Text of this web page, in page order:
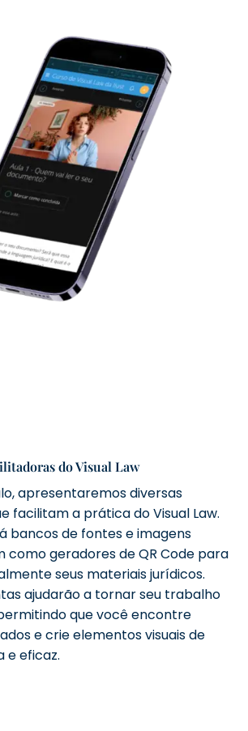
do Visual Law
apresentaremos diversas
facilitam a prática do Visual Law.
bancos de fontes e imagens
como geradores de QR Code para
seus materiais jurídicos.
ajudarão a tornar seu trabalho
que você encontre
e crie elementos visuais de
e eficaz.